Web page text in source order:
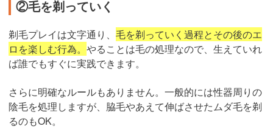
②毛を剃っていく
剃毛プレイは文字通り、 毛を剃っていく過程とその後のエ
ロを楽しむ行為。 やることは毛の処理なので、生えていれ
ば誰でもすぐに実践できます。
さらに明確なルールもありません。一般的には性器周りの
陰毛を処理しますが、脇毛やあえて伸ばさせたムダ毛を剃
るのもOK。